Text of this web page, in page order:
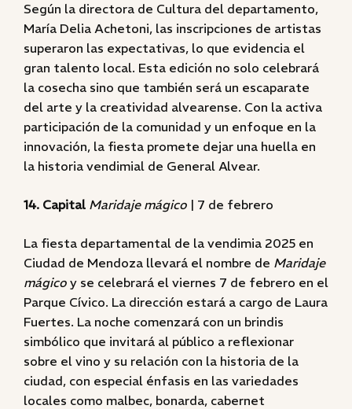
Según la directora de Cultura del departamento,
María Delia Achetoni, las inscripciones de artistas
superaron las expectativas, lo que evidencia el
gran talento local. Esta edición no solo celebrará
la cosecha sino que también será un escaparate
del arte y la creatividad alvearense. Con la activa
participación de la comunidad y un enfoque en la
innovación, la fiesta promete dejar una huella en
la historia vendimial de General Alvear.
14. Capital Maridaje mágico | 7 de febrero
La fiesta departamental de la vendimia 2025 en
Ciudad de Mendoza llevará el nombre de Maridaje
mágico y se celebrará el viernes 7 de febrero en el
Parque Cívico. La dirección estará a cargo de Laura
Fuertes. La noche comenzará con un brindis
simbólico que invitará al público a reflexionar
sobre el vino y su relación con la historia de la
ciudad, con especial énfasis en las variedades
locales como malbec, bonarda, cabernet